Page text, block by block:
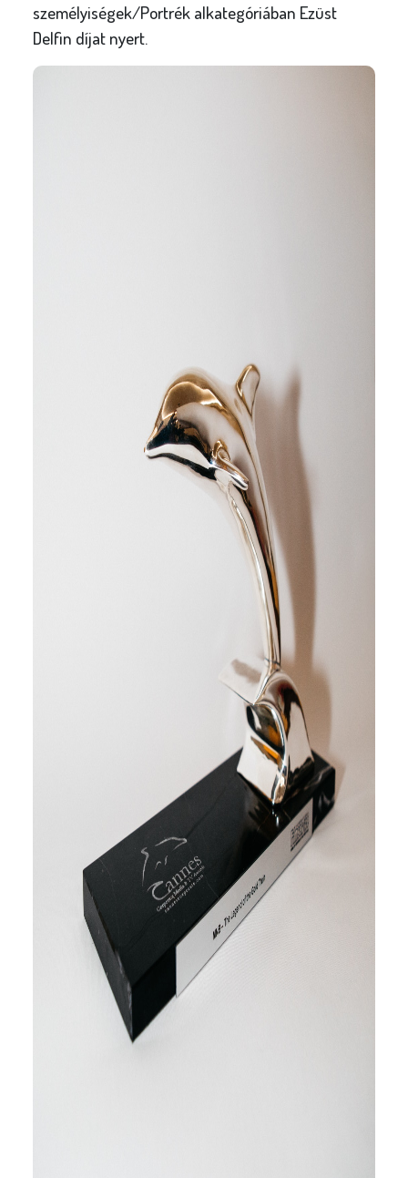
személyiségek/Portrék alkategóriában Ezüst
Delfin díjat nyert.